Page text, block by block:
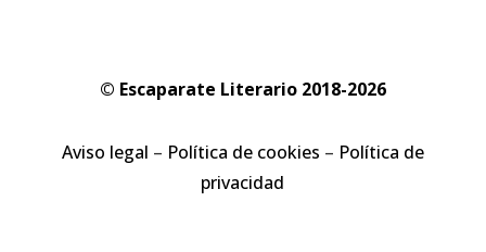
© Escaparate Literario 2018-2026
Aviso legal – Política de cookies – Política de
privacidad